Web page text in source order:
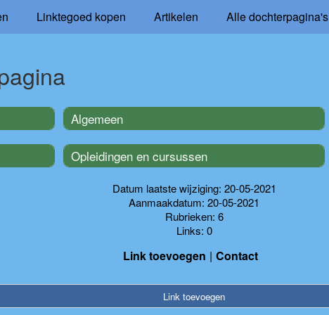
Linktegoed kopen Artikelen Alle dochterpagina's
Algemeen
Opleidingen en cursussen
Datum laatste wijziging: 20-05-2021
Aanmaakdatum: 20-05-2021
Rubrieken: 6
Links: 0
Link toevoegen Contact
Link toevoegen